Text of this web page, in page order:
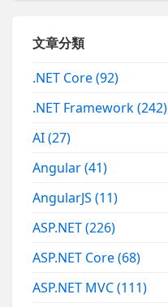
文章分類
.NET Core(92)
.NET Framework(242)
AI(27)
Angular(41)
AngularJS(11)
ASP.NET(226)
ASP.NET Core(68)
ASP.NET MVC(111)